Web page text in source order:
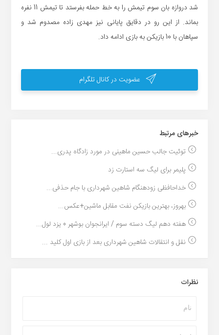
شد دروازه بان سوم تیمش را به خط حمله بفرستد تا تیمش 11 نفره
بماند. از این رو در دقایق پایانی نیز مهدی زاده مصدوم شد و
سپاهان با 10 بازیکن به بازی ادامه داد.
عضویت در کانال تلگرام
خبر‌های مرتبط
توئیت جالب حسین ماهینی در مورد زادگاه پدری...
پلیمر برای لیگ سه استارت زد
خداحافظی زودهنگام شاهین شهرداری با جام حذفی...
بهروز، بهترین بازیکن نفت مقابل ماشین+عکس...
هفته دهم لیگ دسته سوم / ایرانجوان بوشهر 0 یزد لول...
نقل و انتقالات شاهین شهرداری بعد از بازی اول کلید ...
نظرات